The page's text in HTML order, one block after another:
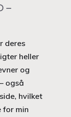
–
deres
heller
og
også
hvilket
for min